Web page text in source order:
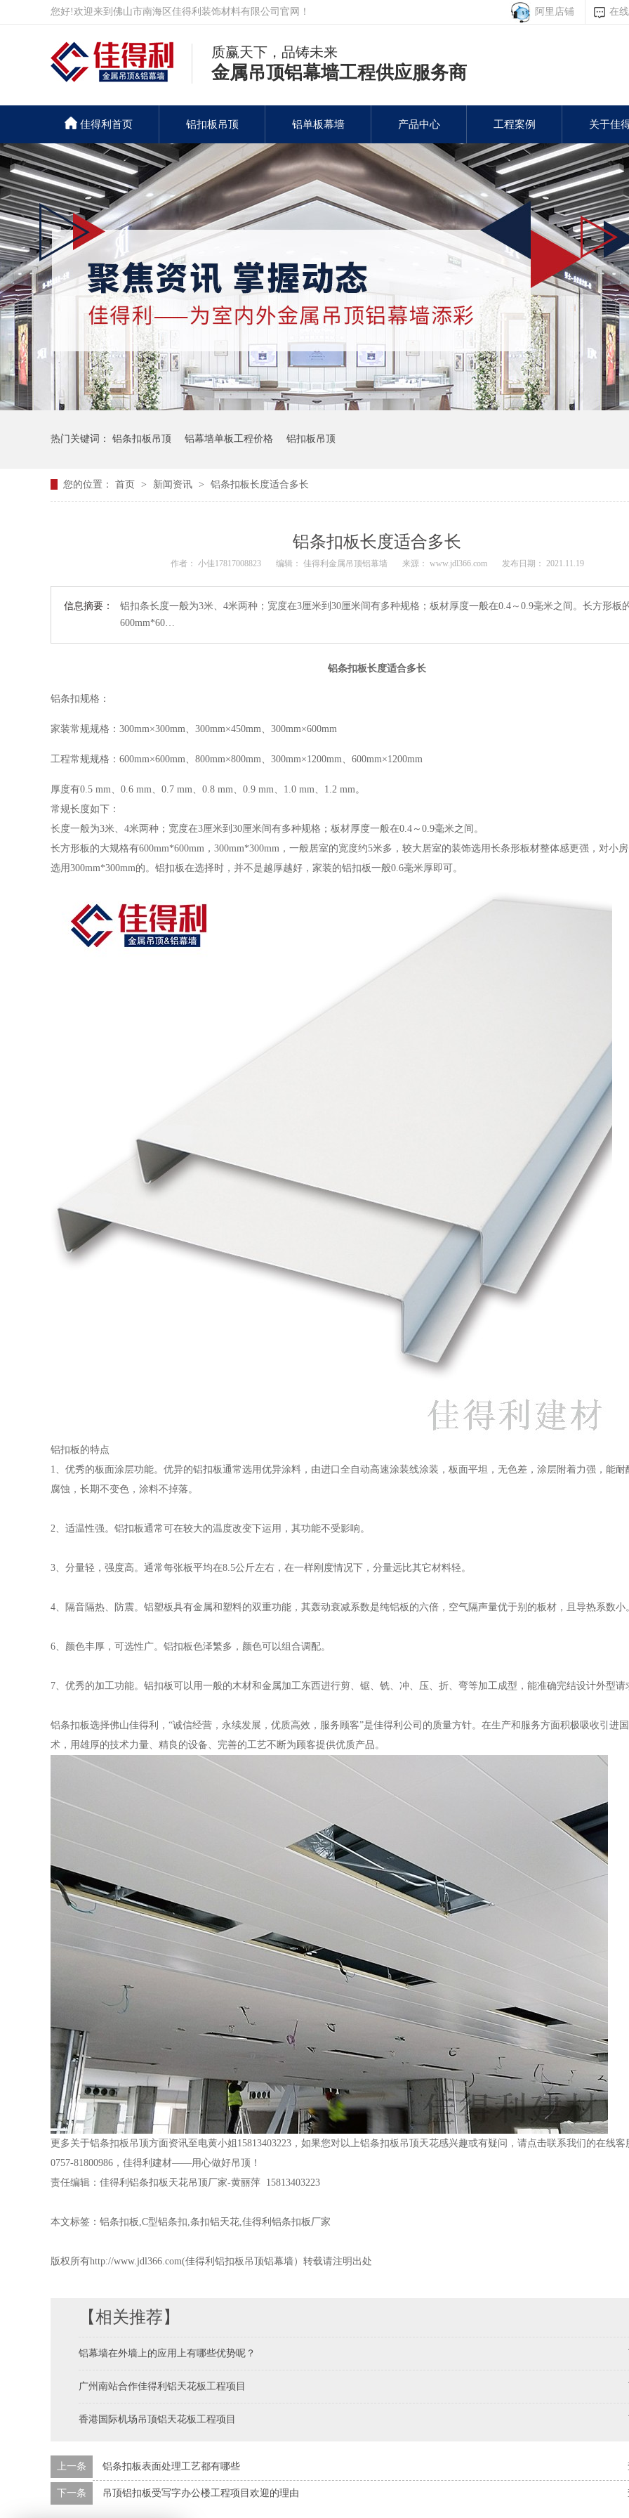
阿里店铺 在
您好!欢迎来到佛山市南海区佳得利装饰材料有限公司官网！
质赢天下，品铸未来
金属吊顶铝幕墙工程供应服务商
佳得利首页 铝扣板吊顶 铝单板幕墙 产品中心 工程案例 关于佳
热门关键词： 铝条扣板吊顶 铝幕墙单板工程价格 铝扣板吊顶
您的位置： 首页 > 新闻资讯 > 铝条扣板长度适合多长
铝条扣板长度适合多长
作者： 小佳17817008823 编辑： 佳得利金属吊顶铝幕墙 来源： www.jdl366.com 发布日期： 2021.11.19
信息摘要：
铝扣条长度一般为3米、4米两种；宽度在3厘米到30厘米间有多种规格；板材厚度一般在0.4～0.9毫米之间。长方形板
600mm*60…
铝条扣板长度适合多长
铝条扣规格：
家装常规规格：300mm×300mm、300mm×450mm、300mm×600mm
工程常规规格：600mm×600mm、800mm×800mm、300mm×1200mm、600mm×1200mm
厚度有0.5 mm、0.6 mm、0.7 mm、0.8 mm、0.9 mm、1.0 mm、1.2 mm。
常规长度如下：
长度一般为3米、4米两种；宽度在3厘米到30厘米间有多种规格；板材厚度一般在0.4～0.9毫米之间。
长方形板的大规格有600mm*600mm，300mm*300mm，一般居室的宽度约5米多，较大居室的装饰选用长条形板材整体感更强，对小
选用300mm*300mm的。铝扣板在选择时，并不是越厚越好，家装的铝扣板一般0.6毫米厚即可。
铝扣板的特点
1、优秀的板面涂层功能。优异的铝扣板通常选用优异涂料，由进口全自动高速涂装线涂装，板面平坦，无色差，涂层附着力强，能耐
腐蚀，长期不变色，涂料不掉落。
2、适温性强。铝扣板通常可在较大的温度改变下运用，其功能不受影响。
3、分量轻，强度高。通常每张板平均在8.5公斤左右，在一样刚度情况下，分量远比其它材料轻。
4、隔音隔热、防震。铝塑板具有金属和塑料的双重功能，其轰动衰减系数是纯铝板的六倍，空气隔声量优于别的板材，且导热系数小
6、颜色丰厚，可选性广。铝扣板色泽繁多，颜色可以组合调配。
7、优秀的加工功能。铝扣板可以用一般的木材和金属加工东西进行剪、锯、铣、冲、压、折、弯等加工成型，能准确完结设计外型请
铝条扣板选择佛山佳得利，“诚信经营，永续发展，优质高效，服务顾客”是佳得利公司的质量方针。在生产和服务方面积极吸收引进
术，用雄厚的技术力量、精良的设备、完善的工艺不断为顾客提供优质产品。
更多关于铝条扣板吊顶方面资讯至电黄小姐15813403223，如果您对以上铝条扣板吊顶天花感兴趣或有疑问，请点击联系我们的在线客
0757-81800986，佳得利建材——用心做好吊顶！
责任编辑：佳得利铝条扣板天花吊顶厂家-黄丽萍 15813403223
本文标签：铝条扣板,C型铝条扣,条扣铝天花,佳得利铝条扣板厂家
版权所有http://www.jdl366.com(佳得利铝扣板吊顶铝幕墙）转载请注明出处
【相关推荐】
铝幕墙在外墙上的应用上有哪些优势呢？
广州南站合作佳得利铝天花板工程项目
香港国际机场吊顶铝天花板工程项目
上一条 铝条扣板表面处理工艺都有哪些
下一条 吊顶铝扣板受写字办公楼工程项目欢迎的理由